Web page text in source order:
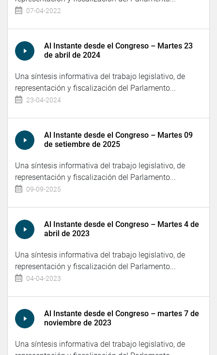
07-04-2022
Al Instante desde el Congreso – Martes 23
de abril de 2024
Una síntesis informativa del trabajo legislativo, de
representación y fiscalización del Parlamento...
23-04-2024
Al Instante desde el Congreso – Martes 09
de setiembre de 2025
Una síntesis informativa del trabajo legislativo, de
representación y fiscalización del Parlamento...
09-09-2025
Al Instante desde el Congreso – Martes 4 de
abril de 2023
Una síntesis informativa del trabajo legislativo, de
representación y fiscalización del Parlamento...
04-04-2023
Al Instante desde el Congreso – martes 7 de
noviembre de 2023
Una síntesis informativa del trabajo legislativo, de